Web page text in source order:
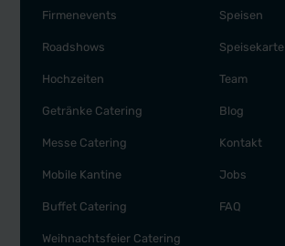
Firmenevents
Roadshows
Hochzeiten
Getränke Catering
Messe Catering
Mobile Kantine
Buffet Catering
Weihnachtsfeier Catering
Speisen
Speisekarte
Team
Blog
Kontakt
Jobs
FAQ